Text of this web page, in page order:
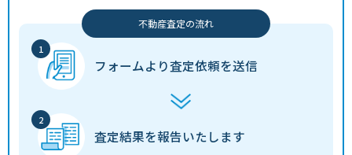
不動産査定の流れ
フォームより査定依頼を送信
査定結果を報告いたします